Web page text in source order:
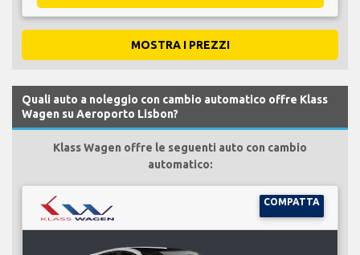
MOSTRA I PREZZI
Quali auto a noleggio con cambio automatico offre Klass
Wagen su Aeroporto Lisbon?
Klass Wagen offre le seguenti auto con cambio
automatico:
COMPATTA